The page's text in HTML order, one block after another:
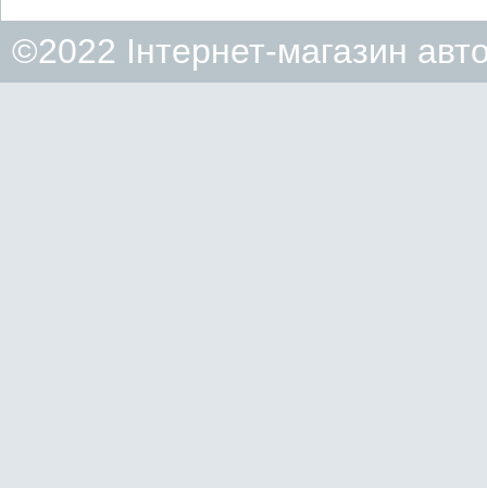
©2022 Інтернет-магазин